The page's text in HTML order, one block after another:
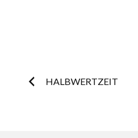
Post
HALBWERTZEIT